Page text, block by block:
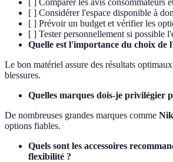
[ ] Comparer les avis consommateurs
[ ] Considérer l'espace disponible à
[ ] Prévoir un budget et vérifier les
[ ] Tester personnellement si possible
Quelle est l'importance du choix de
Le bon matériel assure des résultats
blessures.
Quelles marques dois-je privilégier
De nombreuses grandes marques comme
options fiables.
Quels sont les accessoires
flexibilité ?